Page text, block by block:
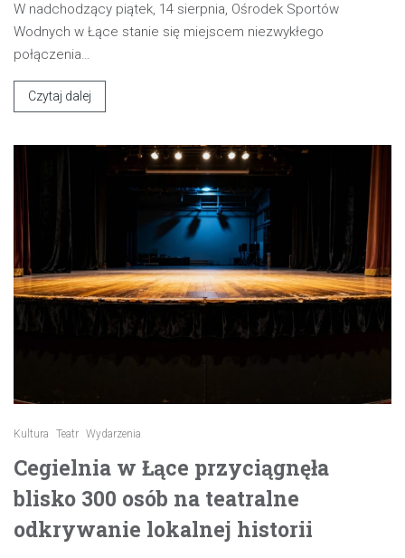
W nadchodzący piątek, 14 sierpnia, Ośrodek Sportów
Wodnych w Łące stanie się miejscem niezwykłego
połączenia…
Czytaj dalej
Kultura Teatr Wydarzenia
Cegielnia w Łące przyciągnęła
blisko 300 osób na teatralne
odkrywanie lokalnej historii